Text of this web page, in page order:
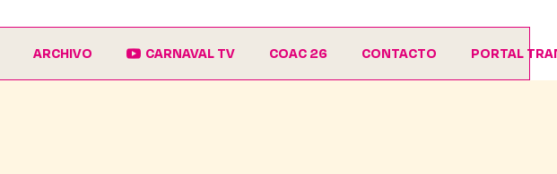
ARCHIVO CARNAVAL TV COAC 26 CONTACTO PORTAL